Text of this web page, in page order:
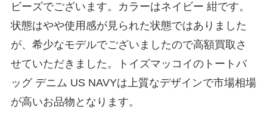
ビーズでございます。カラーはネイビー 紺です。
状態はやや使用感が見られた状態ではありました
が、希少なモデルでございましたので高額買取さ
せていただきました。トイズマッコイのトートバ
ッグ デニム US NAVYは上質なデザインで市場相場
が高いお品物となります。